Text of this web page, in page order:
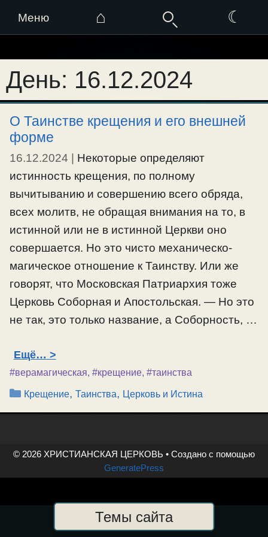
Меню ⌂ ☾
к
содержимому
День: 16.12.2024
О Таинстве крещения и его внешней
форме
16.12.2024 | Некоторые определяют
истинность крещения, по полному
вычитыванию и совершению всего обряда,
всех молитв, не обращая внимания на то, в
истинной или не в истинной Церкви оно
совершается. Но это чисто механическо-
магическое отношение к Таинству. Или же
говорят, что Московская Патриархия тоже
Церковь Соборная и Апостольская. — Но это
не так, это только название, а Соборность, …
Ещё…
#верамагическая, #крещение, #таинства
Рубрики
Крещение,Таинства, Церковь и Истина
© 2026 ХРИСТИАНСКАЯ ЦЕРКОВЬ • Создано с помощью
GeneratePress
Темы сайта